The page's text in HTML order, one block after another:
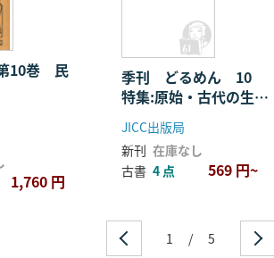
10巻 民
1,760 円
季刊 どるめん 10
特集:原始・古代の生産
JICC出版局
新刊 在庫なし
古書 4 点 569 円~
1 / 5